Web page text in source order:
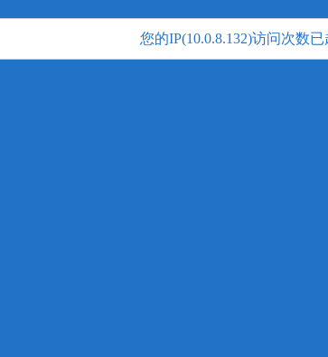
您的IP(10.0.8.132)访问次数